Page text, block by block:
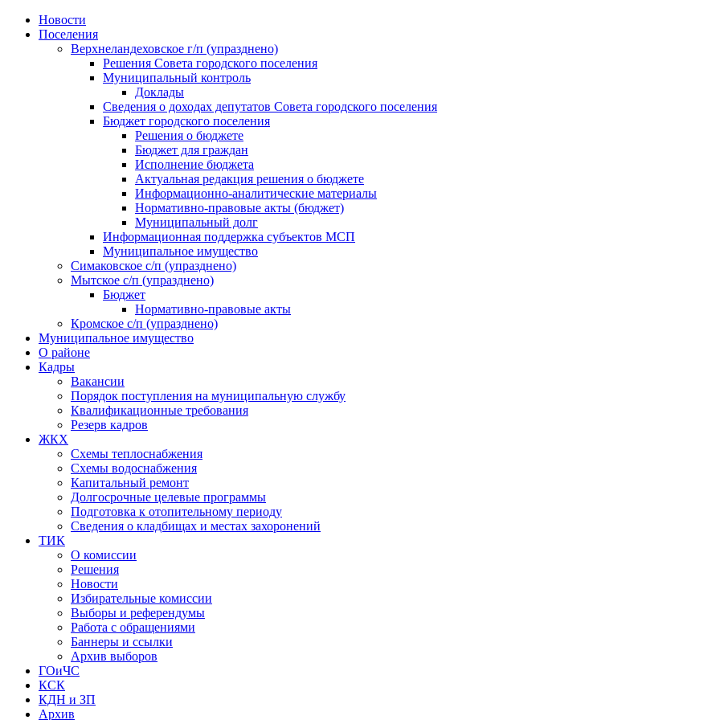
Skip
Новости
Поселения
Верхнеландеховское г/п (упразднено)
Решения Совета городского поселения
Муниципальный контроль
Доклады
Сведения о доходах депутатов Совета городского поселения
Бюджет городского поселения
Решения о бюджете
Бюджет для граждан
Исполнение бюджета
Актуальная редакция решения о бюджете
Информационно-аналитические материалы
Нормативно-правовые акты (бюджет)
Муниципальный долг
Информационная поддержка субъектов МСП
Муниципальное имущество
Симаковское с/п (упразднено)
Мытское с/п (упразднено)
Бюджет
Нормативно-правовые акты
Кромское с/п (упразднено)
Муниципальное имущество
О районе
Кадры
Вакансии
Порядок поступления на муниципальную службу
Квалификационные требования
Резерв кадров
ЖКХ
Схемы теплоснабжения
Схемы водоснабжения
Капитальный ремонт
Долгосрочные целевые программы
Подготовка к отопительному периоду
Сведения о кладбищах и местах захоронений
ТИК
О комиссии
Решения
Новости
Избирательные комиссии
Выборы и референдумы
Работа с обращениями
Баннеры и ссылки
Архив выборов
ГОиЧС
КСК
КДН и ЗП
Архив